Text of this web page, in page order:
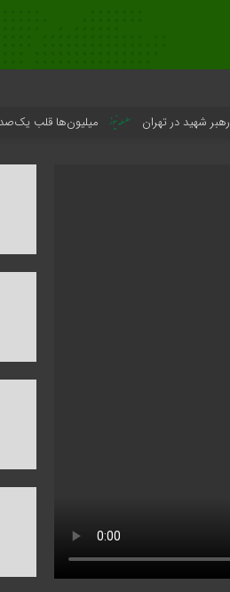
تهران میلیون‌ها قلب یک‌صدا برای